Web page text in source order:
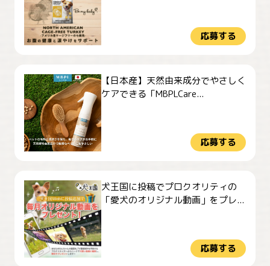
応募する
【日本産】天然由来成分でやさしく
ケアできる「MBPLCare...
応募する
犬王国に投稿でプロクオリティの
「愛犬のオリジナル動画」をプレ...
応募する